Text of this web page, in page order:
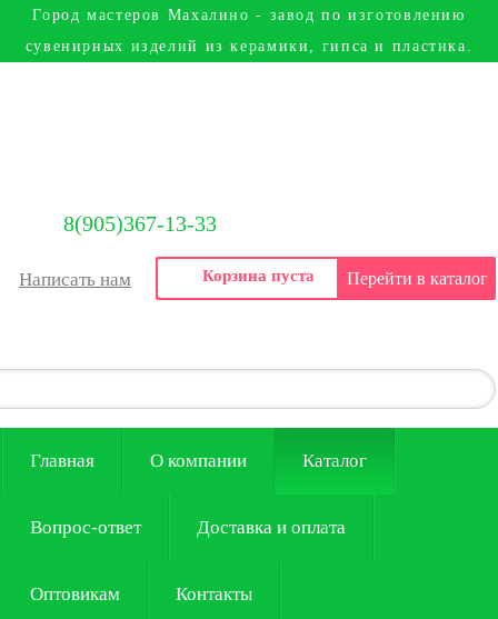
Город мастеров Mахалино - завод по изготовлению
сувенирных изделий из керамики, гипса и пластика.
8(905)367-13-33
Корзина пуста Перейти в каталог
Написать нам
Главная О компании Каталог
Вопрос-ответ Доставка и оплата
Оптовикам Контакты